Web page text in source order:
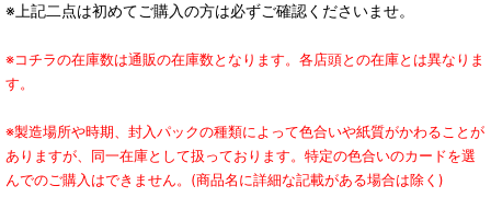
※上記二点は初めてご購入の方は必ずご確認くださいませ。
※コチラの在庫数は通販の在庫数となります。各店頭との在庫とは異なりま
す。
※製造場所や時期、封入パックの種類によって色合いや紙質がかわることが
ありますが、同一在庫として扱っております。特定の色合いのカードを選
んでのご購入はできません。(商品名に詳細な記載がある場合は除く)